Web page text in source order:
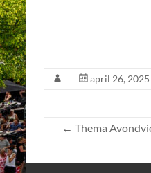
april 26, 2025
← Thema